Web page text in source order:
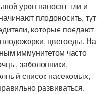
урон наносят тли и
плодоносить, тут
которые поедают
цветоеды. На
иммунитетом часто
заболонники,
список насекомых,
развиваться.